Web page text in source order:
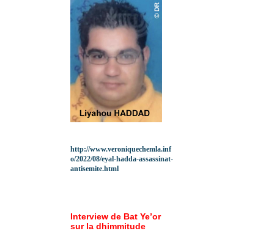
http://www.veroniquechemla.inf
o/2022/08/eyal-hadda-assassinat-
antisemite.html
Interview de Bat Ye’or
sur la dhimmitude